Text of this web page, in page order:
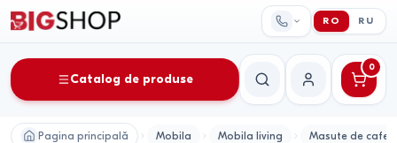
RO RU
Catalog de produse
CăutareContul meu
0
Pagina principală Mobila Mobila living Masute de cafea